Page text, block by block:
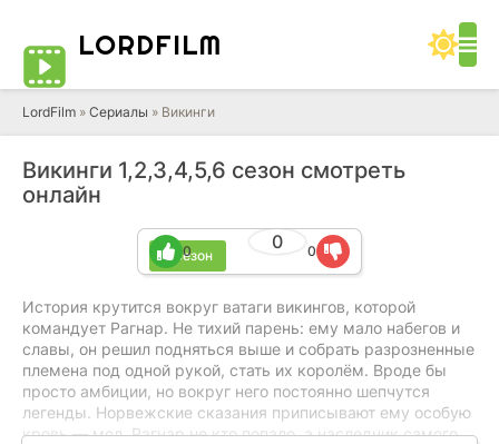
LORDFILM
LordFilm » Сериалы » Викинги
Викинги 1,2,3,4,5,6 сезон смотреть
онлайн
6 сезон
0
0 0
История крутится вокруг ватаги викингов, которой
командует Рагнар. Не тихий парень: ему мало набегов и
славы, он решил подняться выше и собрать разрозненные
племена под одной рукой, стать их королём. Вроде бы
просто амбиции, но вокруг него постоянно шепчутся
легенды. Норвежские сказания приписывают ему особую
кровь — мол, Рагнар не кто попало, а наследник самого